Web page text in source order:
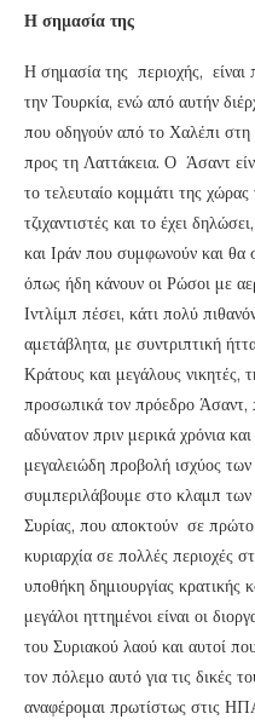
Η σημασία της
Η σημασία της περιοχής, είναι
την Τουρκία, ενώ από αυτήν
που οδηγούν από το Χαλέπι
προς τη Λαττάκεια. Ο Άσαντ
το τελευταίο κομμάτι της
τζιχαντιστές και το έχει
και Ιράν που συμφωνούν και θα
όπως ήδη κάνουν οι Ρώσοι με
Ιντλίμπ πέσει, κάτι πολύ
αμετάβλητα, με συντριπτική
Κράτους και μεγάλους νικητές,
προσωπικά τον πρόεδρο Άσαντ,
αδύνατον πριν μερικά χρόνια
μεγαλειώδη προβολή ισχύος
συμπεριλάβουμε στο κλαμπ των
Συρίας, που αποκτούν σε πρώτο
κυριαρχία σε πολλές περιοχές
υποθήκη δημιουργίας κρατικής
μεγάλοι ηττημένοι είναι οι
του Συριακού λαού και αυτοί
τον πόλεμο αυτό για τις δικές
αναφέρομαι πρωτίστως στις